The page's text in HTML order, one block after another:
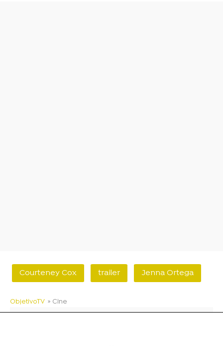
Courteney Cox trailer Jenna Ortega
ObjetivoTV » Cine